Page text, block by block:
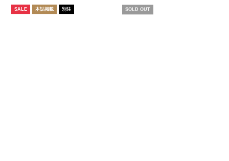
SALE 本誌掲載 別注 SOLD OUT